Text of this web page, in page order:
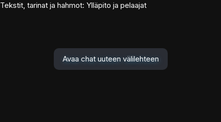
Tekstit, tarinat ja hahmot: Ylläpito ja pelaajat
Avaa chat uuteen välilehteen